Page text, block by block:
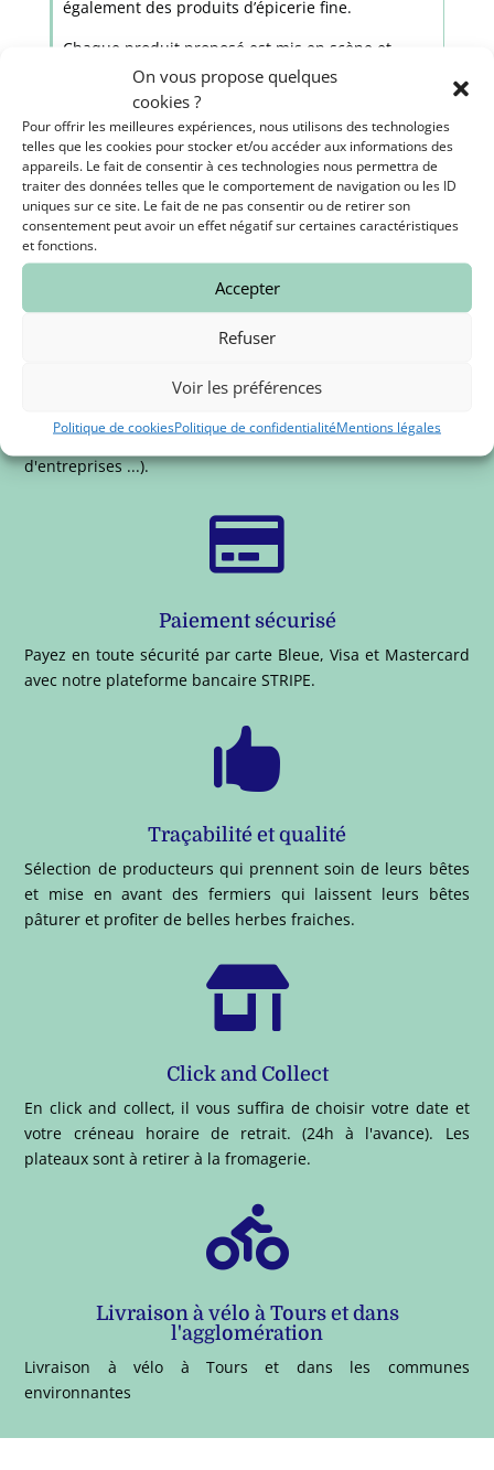
On vous propose quelques
cookies ?
Pour offrir les meilleures expériences, nous utilisons des technologies
telles que les cookies pour stocker et/ou accéder aux informations des
appareils. Le fait de consentir à ces technologies nous permettra de
traiter des données telles que le comportement de navigation ou les ID
uniques sur ce site. Le fait de ne pas consentir ou de retirer son
consentement peut avoir un effet négatif sur certaines caractéristiques
et fonctions.
Accepter
Refuser
Voir les préférences
Politique de cookiesPolitique de confidentialitéMentions légales
également des produits d’épicerie fine.
Chaque produit proposé est mis en scène et
attend de ravir le gourmet à la recherche de
fromages authentiques et respectueux des
animaux.
Nous vous y accueillons du mardi au dimanche !

Commandes sur mesure
pour vos événements (mariages, soirées, séminaires
d'entreprises ...).

Paiement sécurisé
Payez en toute sécurité par carte Bleue, Visa et Mastercard
avec notre plateforme bancaire STRIPE.

Traçabilité et qualité
Sélection de producteurs qui prennent soin de leurs bêtes
et mise en avant des fermiers qui laissent leurs bêtes
pâturer et profiter de belles herbes fraiches.

Click and Collect
En click and collect, il vous suffira de choisir votre date et
votre créneau horaire de retrait. (24h à l'avance). Les
plateaux sont à retirer à la fromagerie.

Livraison à vélo à Tours et dans
l'agglomération
Livraison à vélo à Tours et dans les communes
environnantes